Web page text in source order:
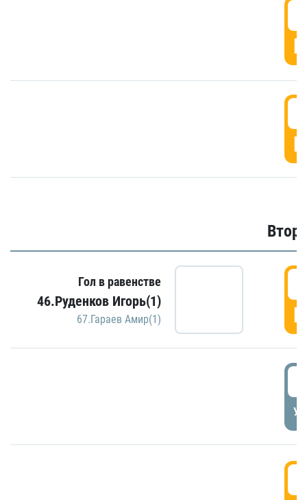
Гол в равенстве
46.Руденков Игорь(1)
67.Гараев Амир(1)